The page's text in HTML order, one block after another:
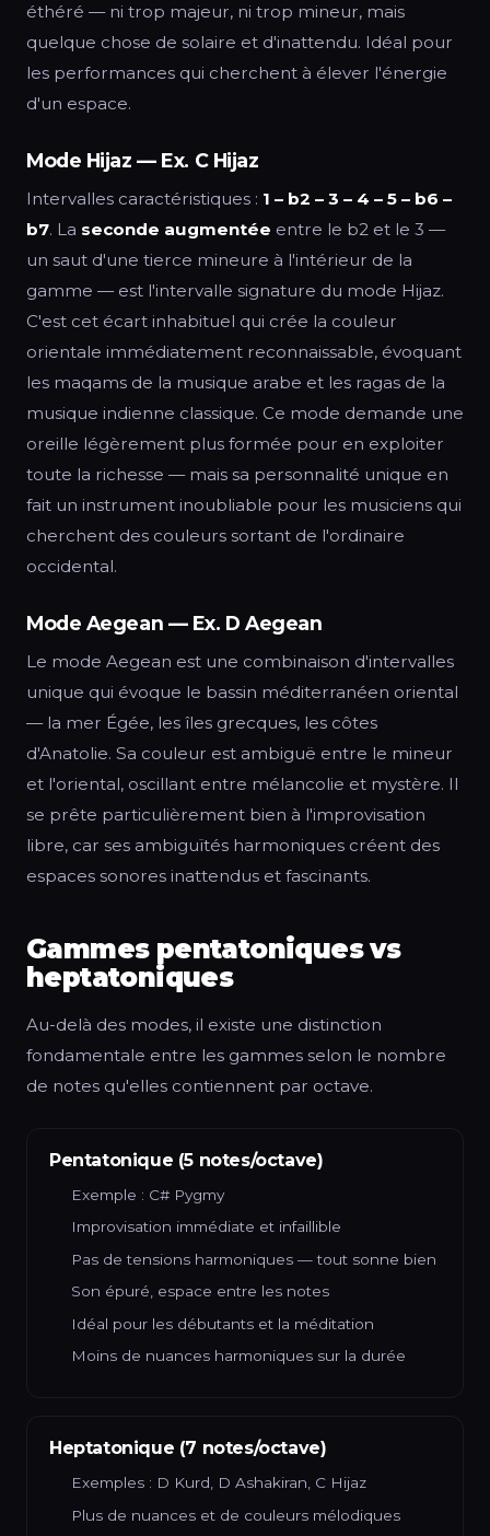
éthéré — ni trop majeur, ni trop mineur, mais
quelque chose de solaire et d'inattendu. Idéal pour
les performances qui cherchent à élever l'énergie
d'un espace.
Mode Hijaz — Ex. C Hijaz
Intervalles caractéristiques : 1 – b2 – 3 – 4 – 5 – b6 –
b7. La seconde augmentée entre le b2 et le 3 —
un saut d'une tierce mineure à l'intérieur de la
gamme — est l'intervalle signature du mode Hijaz.
C'est cet écart inhabituel qui crée la couleur
orientale immédiatement reconnaissable, évoquant
les maqams de la musique arabe et les ragas de la
musique indienne classique. Ce mode demande une
oreille légèrement plus formée pour en exploiter
toute la richesse — mais sa personnalité unique en
fait un instrument inoubliable pour les musiciens qui
cherchent des couleurs sortant de l'ordinaire
occidental.
Mode Aegean — Ex. D Aegean
Le mode Aegean est une combinaison d'intervalles
unique qui évoque le bassin méditerranéen oriental
— la mer Égée, les îles grecques, les côtes
d'Anatolie. Sa couleur est ambiguë entre le mineur
et l'oriental, oscillant entre mélancolie et mystère. Il
se prête particulièrement bien à l'improvisation
libre, car ses ambiguïtés harmoniques créent des
espaces sonores inattendus et fascinants.
Gammes pentatoniques vs
heptatoniques
Au-delà des modes, il existe une distinction
fondamentale entre les gammes selon le nombre
de notes qu'elles contiennent par octave.
Pentatonique (5 notes/octave)
Exemple : C# Pygmy
Improvisation immédiate et infaillible
Pas de tensions harmoniques — tout sonne bien
Son épuré, espace entre les notes
Idéal pour les débutants et la méditation
Moins de nuances harmoniques sur la durée
Heptatonique (7 notes/octave)
Exemples : D Kurd, D Ashakiran, C Hijaz
Plus de nuances et de couleurs mélodiques